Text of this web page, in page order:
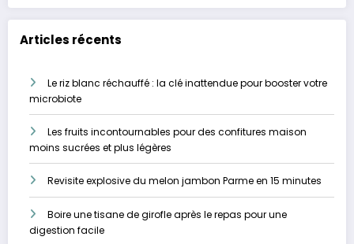
Articles récents
Le riz blanc réchauffé : la clé inattendue pour booster votre
microbiote
Les fruits incontournables pour des confitures maison
moins sucrées et plus légères
Revisite explosive du melon jambon Parme en 15 minutes
Boire une tisane de girofle après le repas pour une
digestion facile